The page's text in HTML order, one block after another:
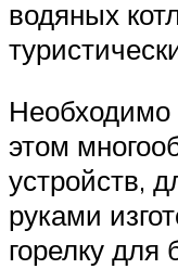
водяных
Необходимо
этом
устройств,
руками
горелку для